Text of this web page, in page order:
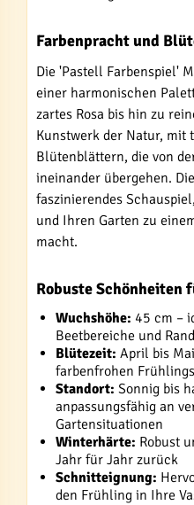
Farbenpracht und
Die 'Pastell Farbenspiel'
einer harmonischen
zartes Rosa bis hin zu
Kunstwerk der Natur, mit
Blütenblättern, die von
ineinander übergehen.
faszinierendes
und Ihren Garten zu
macht.
Robuste Schönheiten
Wuchshöhe: 45 cm –
Beetbereiche und
Blütezeit: April bis
farbenfrohen
Standort: Sonnig bis
anpassungsfähig an
Gartensituationen
Winterhärte: Robust
Jahr für Jahr zurück
Schnitteignung:
den Frühling in Ihre